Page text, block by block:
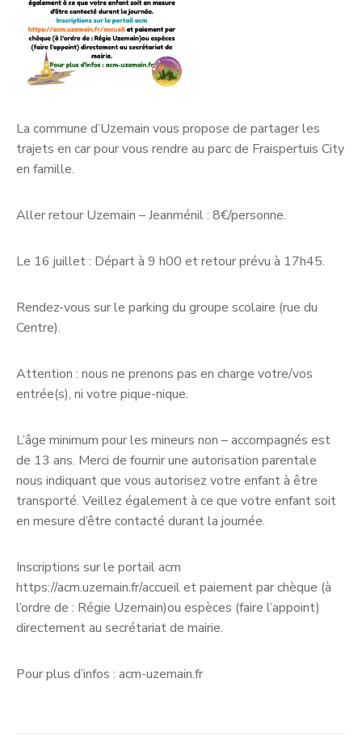
La commune d’Uzemain vous propose de partagerles
trajets en carpour vous rendre au parc de Fraispertuis City
en famille.
Aller retour Uzemain – Jeanménil : 8€/personne.
Le 16 juillet: Départ à 9 h00 et retour prévu à 17h45.
Rendez-vous sur le parking du groupe scolaire (rue du
Centre).
Attention : nous ne prenons pas en charge votre/vos
entrée(s), ni votre pique-nique.
L’âge minimum pour les mineurs non – accompagnés est
de 13 ans. Merci de fournir une autorisation parentale
nous indiquant que vous autorisez votre enfant à être
transporté. Veillez également à ce que votre enfant soit
en mesure d’être contacté durant la journée.
Inscriptions sur le portail acm
https://acm.uzemain.fr/accueilet paiement par chèque (à
l’ordre de : Régie Uzemain)ou espèces (faire l’appoint)
directement au secrétariat de mairie.
Pour plus d’infos : acm-uzemain.fr